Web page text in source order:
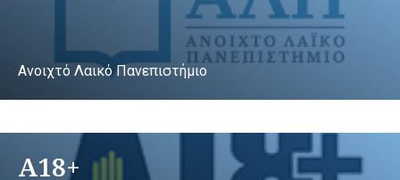
Ανοιχτό Λαικό Πανεπιστήμιο
A18+